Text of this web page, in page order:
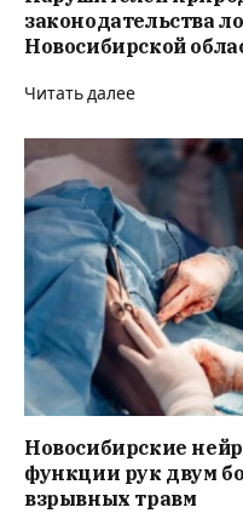
законодательства
Новосибирской
Читать далее
Новосибирские
функции рук двум
взрывных травм